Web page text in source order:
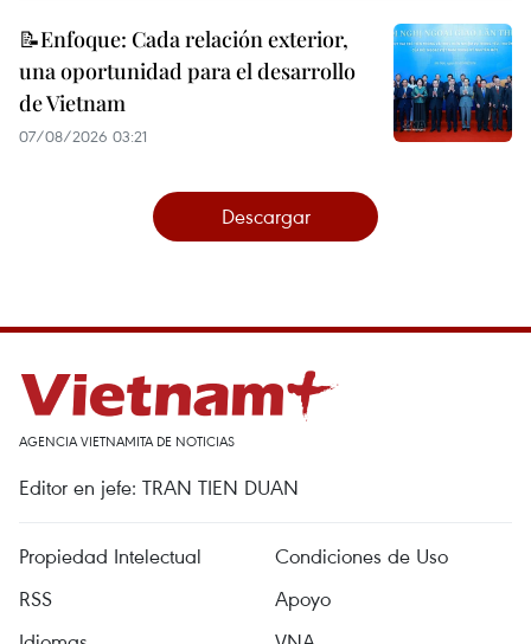
📝Enfoque: Cada relación exterior,
una oportunidad para el desarrollo
de Vietnam
07/08/2026 03:21
Descargar
AGENCIA VIETNAMITA DE NOTICIAS
Editor en jefe: TRAN TIEN DUAN
Propiedad Intelectual
Condiciones de Uso
RSS
Apoyo